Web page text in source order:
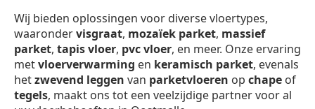
Wij bieden oplossingen voor diverse vloertypes,
waarondervisgraat, mozaïek parket, massief
parket, tapis vloer, pvc vloer, en meer. Onze ervaring
metvloerverwarming en keramisch parket, evenals
hetzwevend leggen van parketvloeren op chape of
tegels, maakt ons tot een veelzijdige partner voor al